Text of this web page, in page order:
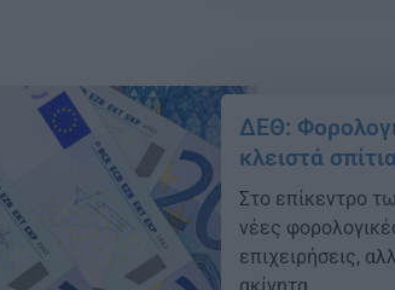
ΔΕΘ:
κλειστά
Στο επίκεντρο
νέες
επιχειρήσεις,